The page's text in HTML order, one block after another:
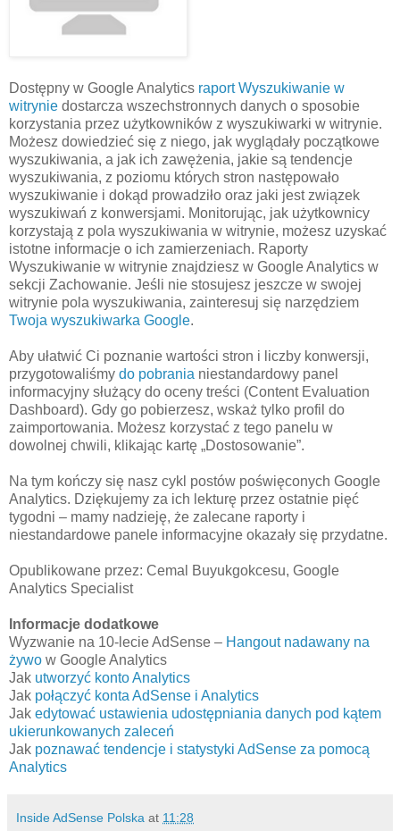
Dostępny w Google Analytics raport Wyszukiwanie w
witrynie dostarcza wszechstronnych danych o sposobie
korzystania przez użytkowników z wyszukiwarki w witrynie.
Możesz dowiedzieć się z niego, jak wyglądały początkowe
wyszukiwania, a jak ich zawężenia, jakie są tendencje
wyszukiwania, z poziomu których stron następowało
wyszukiwanie i dokąd prowadziło oraz jaki jest związek
wyszukiwań z konwersjami. Monitorując, jak użytkownicy
korzystają z pola wyszukiwania w witrynie, możesz uzyskać
istotne informacje o ich zamierzeniach. Raporty
Wyszukiwanie w witrynie znajdziesz w Google Analytics w
sekcji Zachowanie. Jeśli nie stosujesz jeszcze w swojej
witrynie pola wyszukiwania, zainteresuj się narzędziem
Twoja wyszukiwarka Google.
Aby ułatwić Ci poznanie wartości stron i liczby konwersji,
przygotowaliśmy do pobrania niestandardowy panel
informacyjny służący do oceny treści (Content Evaluation
Dashboard). Gdy go pobierzesz, wskaż tylko profil do
zaimportowania. Możesz korzystać z tego panelu w
dowolnej chwili, klikając kartę „Dostosowanie”.
Na tym kończy się nasz cykl postów poświęconych Google
Analytics. Dziękujemy za ich lekturę przez ostatnie pięć
tygodni – mamy nadzieję, że zalecane raporty i
niestandardowe panele informacyjne okazały się przydatne.
Opublikowane przez: Cemal Buyukgokcesu, Google
Analytics Specialist
Informacje dodatkowe
Wyzwanie na 10-lecie AdSense – Hangout nadawany na
żywo w Google Analytics
Jak utworzyć konto Analytics
Jak połączyć konta AdSense i Analytics
Jak edytować ustawienia udostępniania danych pod kątem
ukierunkowanych zaleceń
Jak poznawać tendencje i statystyki AdSense za pomocą
Analytics
Inside AdSense Polska at 11:28